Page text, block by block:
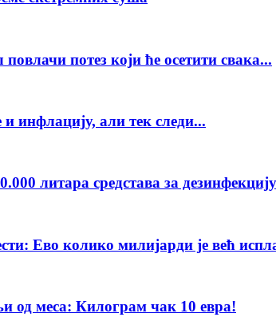
потез који ће осетити свака...
инфлацију, али тек следи...
литара средстава за
Ево колико милијарди је већ
од меса: Килограм чак 10 евра!